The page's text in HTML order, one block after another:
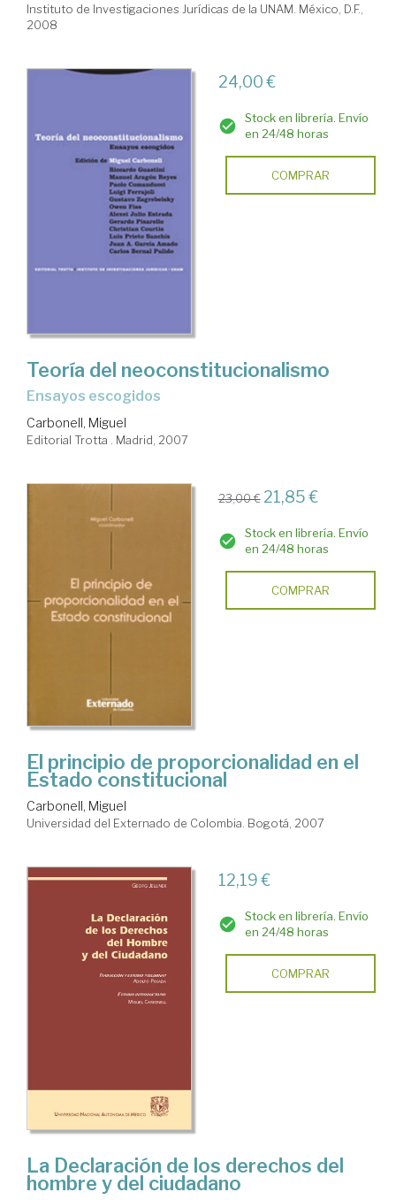
Instituto de Investigaciones Jurídicas de la UNAM. México, D.F.,
2008
24,00 €
Stock en librería. Envío
en 24/48 horas
COMPRAR
Teoría del neoconstitucionalismo
ensayos escogidos
Carbonell, Miguel
Editorial Trotta . Madrid, 2007
23,00 € 21,85 €
Stock en librería. Envío
en 24/48 horas
COMPRAR
El principio de proporcionalidad en el
Estado constitucional
Carbonell, Miguel
Universidad del Externado de Colombia. Bogotá, 2007
12,19 €
Stock en librería. Envío
en 24/48 horas
COMPRAR
La Declaración de los derechos del
hombre y del ciudadano